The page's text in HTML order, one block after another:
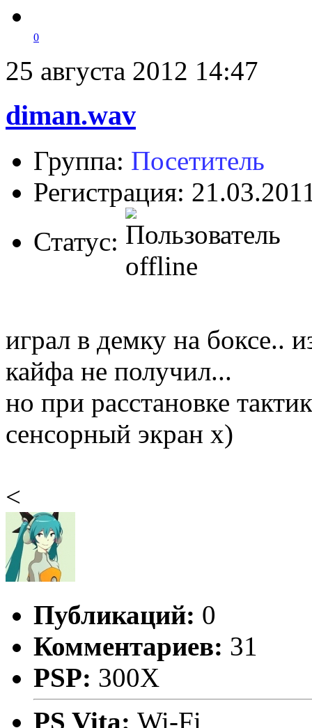
0
25 августа 2012 14:47
diman.wav
Группа: Посетитель
Регистрация:
Статус:
играл в демку на боксе..
кайфа не получил...
но при расстановке
сенсорный экран х)
<
Публикаций: 0
Комментариев: 31
PSP: 300X
PS Vita: Wi-Fi